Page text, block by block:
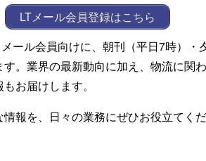
LTメール会員登録はこちら
ール会員向けに、朝刊（平日7時）・
。業界の最新動向に加え、物流に関
お届けします。
報を、日々の業務にぜひお役立てくだ